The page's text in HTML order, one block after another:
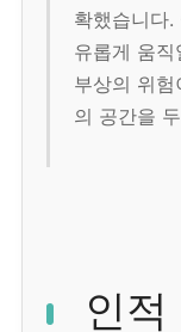
확했습니다
유롭게 움
부상의 위
의 공간을
인